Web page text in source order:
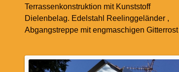
Terrassenkonstruktion mit Kunststoff
Dielenbelag. Edelstahl Reelinggeländer ,
Abgangstreppe mit engmaschigen Gitterrost